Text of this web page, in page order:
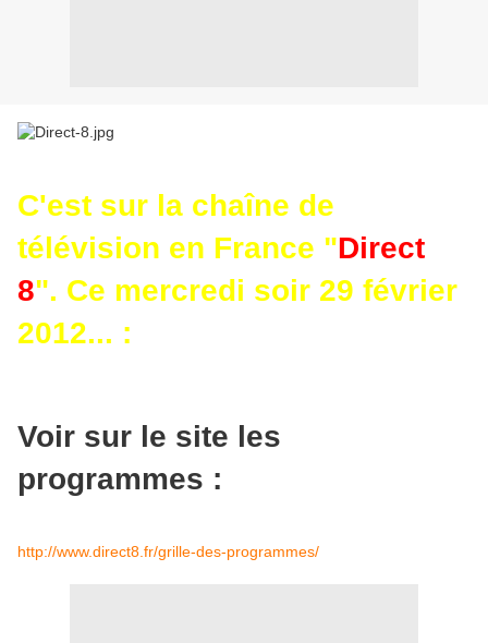
C'est sur la chaîne de
télévision en France "Direct
8". Ce mercredi soir 29 février
2012... :
Voir sur le site les
programmes :
http://www.direct8.fr/grille-des-programmes/